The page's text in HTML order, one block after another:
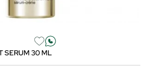
SERUM 30 ML